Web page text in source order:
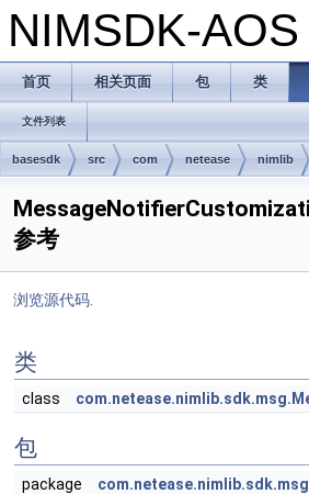
NIMSDK-AOS
首页 相关页面 包 类
文件列表
basesdk src com netease nimlib
参考
浏览源代码.
类
class
包
package com.netease.nimlib.sdk.msg